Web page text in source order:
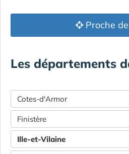
Proche
Les départements
Cotes-d'Armor
Finistère
Ille-et-Vilaine